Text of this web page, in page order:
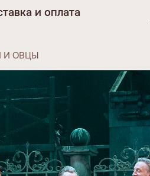
и оплата
И ОВЦЫ